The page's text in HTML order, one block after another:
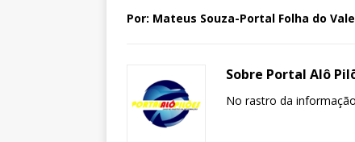
Por: Mateus Souza-Portal Folha do Vale
Sobre Portal Alô
No rastro da informação